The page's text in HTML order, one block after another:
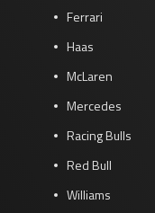
Ferrari
Haas
McLaren
Mercedes
Racing Bulls
Red Bull
Williams